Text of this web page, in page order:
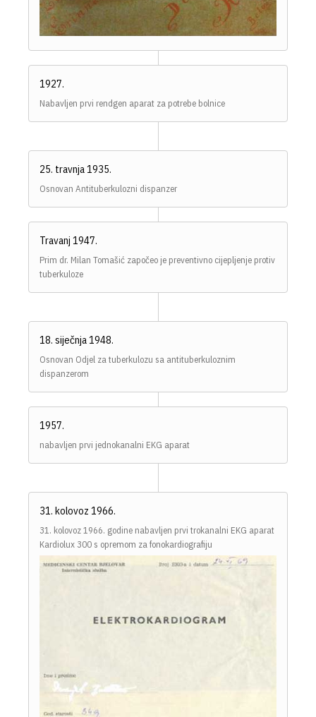
1927.
Nabavljen prvi rendgen aparat za potrebe bolnice
25. travnja 1935.
Osnovan Antituberkulozni dispanzer
Travanj 1947.
Prim dr. Milan Tomašić započeo je preventivno cijepljenje protiv
tuberkuloze
18. siječnja 1948.
Osnovan Odjel za tuberkulozu sa antituberkuloznim
dispanzerom
1957.
nabavljen prvi jednokanalni EKG aparat
31. kolovoz 1966.
31. kolovoz 1966. godine nabavljen prvi trokanalni EKG aparat
Kardiolux 300 s opremom za fonokardiografiju